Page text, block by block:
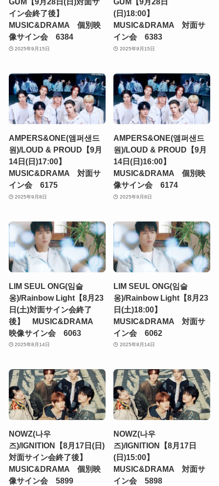
イン会終了後】
MUSIC&DRAMA 個別映
像サイン会 6384
2025年9月15日
(日)18:00】
MUSIC&DRAMA 対面サ
イン会 6383
2025年9月15日
AMPERS&ONE(앰퍼샌드
원)/LOUD & PROUD【9月
14日(日)17:00】
MUSIC&DRAMA 対面サ
イン会 6175
2025年9月8日
AMPERS&ONE(앰퍼샌드
원)/LOUD & PROUD【9月
14日(日)16:00】
MUSIC&DRAMA 個別映
像サイン会 6174
2025年9月8日
LIM SEUL ONG(임슬
옹)/Rainbow Light【8月23
日(土)対面サイン会終了
後】 MUSIC&DRAMA
映像サイン会 6063
2025年8月14日
LIM SEUL ONG(임슬
옹)/Rainbow Light【8月23
日(土)18:00】
MUSIC&DRAMA 対面サ
イン会 6062
2025年8月14日
NOWZ(나우
즈)/IGNITION【8月17日(日)
対面サイン会終了後】
MUSIC&DRAMA 個別映
像サイン会 5899
NOWZ(나우
즈)/IGNITION【8月17日
(日)15:00】
MUSIC&DRAMA 対面サ
イン会 5898